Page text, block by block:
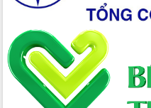
Phó Chủ tịch Thường trực UBND tỉnh
Hồ Thị Nguyên Thảo làm việc tại Trung
tâm Phục vụ hành chính công xã Ea
Phê
Xây dựng nền hành chính số đồng
hành cùng nông dân dân, doanh nghiệp
Giai đoạn 2026-2030, Đắk Lắk phấn